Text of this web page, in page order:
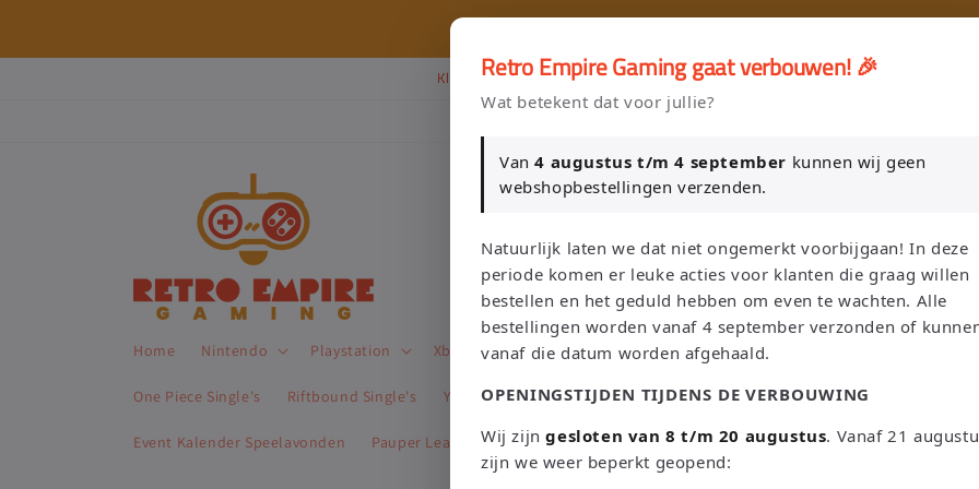
Klik Hier en Verkoop je Game of TCG collectie aan Retro Empire →
Home Nintendo Playstation Xbox Sega Atari Trading Card Games
One Piece Single's Riftbound Single's Yu-Gi-Oh! Single's Funko Pop! Bordspellen Sale!
Event Kalender Speelavonden Pauper League Leaderboard
L
a
n
d
r
e
g
Nederland | EUR €
T
a
a
l
Nederlands Zoeken
Retro Empire Gaming gaat verbouwen! 🎉
Wat betekent dat voor jullie?
Van4 augustus t/m 4 september kunnen wij geen
webshopbestellingen verzenden.
Natuurlijk laten we dat niet ongemerkt voorbijgaan! In deze
periode komen er leuke acties voor klanten die graag willen
bestellen en het geduld hebben om even te wachten. Alle
bestellingen worden vanaf 4 september verzonden of
vanaf die datum worden afgehaald.
OPENINGSTIJDEN TIJDENS DE VERBOUWING
Wij zijngesloten van 8 t/m 20 augustus. Vanaf 21
zijn we weer beperkt geopend: